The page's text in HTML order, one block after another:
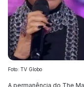
Foto: TV Globo
A permanência do The